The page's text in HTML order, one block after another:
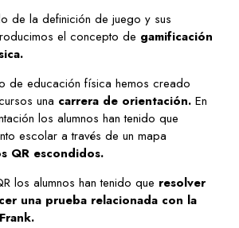
de la definición de juego y sus
el concepto de gamificación
de educación física hemos creado
una carrera de orientación. En
los alumnos han tenido que
escolar a través de un mapa
QR escondidos.
los alumnos han tenido que resolver
una prueba relacionada con la